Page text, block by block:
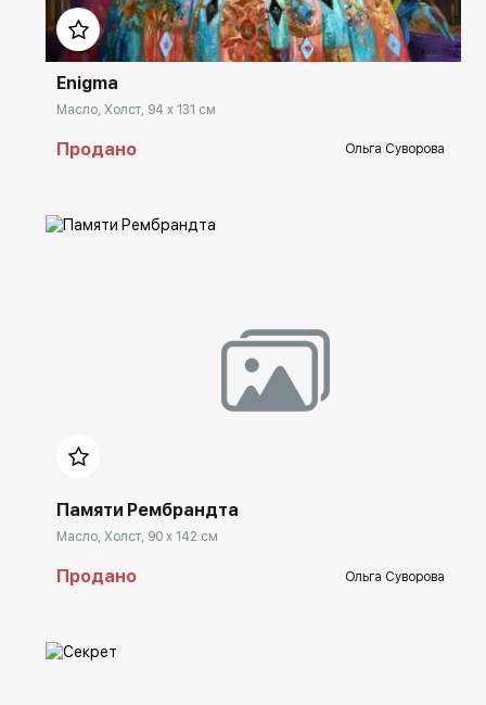
Enigma
Масло, Холст, 94 x 131 см
Продано Ольга Суворова
spb.rakovgallery.ru
Памяти Рембрандта
Масло, Холст, 90 x 142 см
Продано Ольга Суворова